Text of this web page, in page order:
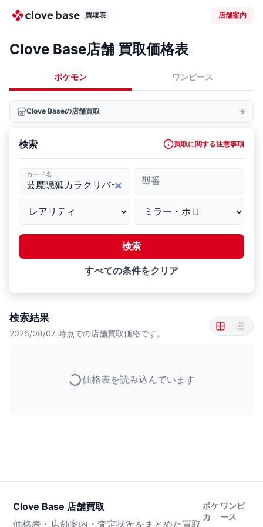
買取表 店舗案内
Clove Base店舗 買取価格表
ポケモン ワンピース
Clove Baseの店舗買取
検索 買取に関する注意事項
カード名
型番
検索
すべての条件をクリア
検索結果
2026/08/07 時点での店舗買取価格です。
価格表を読み込んでいます
Clove Base 店舗買取
価格表・店舗案内・査定状況をまとめた買取
ポケ
カ
ワンピ
ース